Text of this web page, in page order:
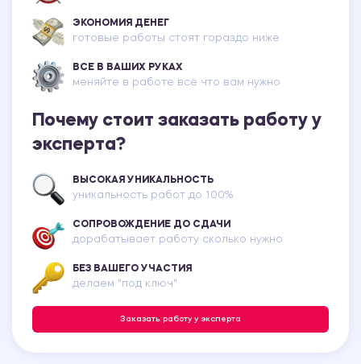
ЭКОНОМИЯ ДЕНЕГ
готовые работы стоят гораздо ниже
ВСЕ В ВАШИХ РУКАХ
меняйте в работе всё что вам нужно
Почему стоит заказать работу у
эксперта?
ВЫСОКАЯ УНИКАЛЬНОСТЬ
уникальность работ до 100%
СОПРОВОЖДЕНИЕ ДО СДАЧИ
дорабатывает работу сколько нужно
БЕЗ ВАШЕГО УЧАСТИЯ
делаем "под ключ"
Заказать работу у эксперта